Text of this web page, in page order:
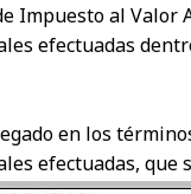
Impuesto al Valor
efectuadas
en los
efectuadas, que